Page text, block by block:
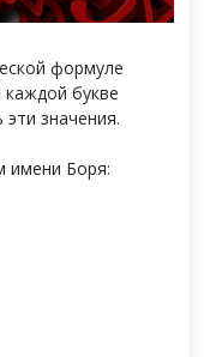
формуле
букве
значения.
имени Боря: